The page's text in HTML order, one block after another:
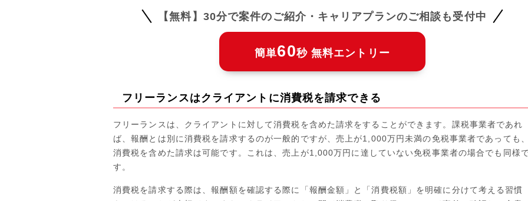
【無料】30分で案件のご紹介・キャリアプランのご相談も受付中
簡単60秒 無料エントリー
フリーランスはクライアントに消費税を請求できる
フリーランスは、クライアントに対して消費税を含めた請求をすることができます。課税事業者であれ
ば、報酬とは別に消費税を請求するのが一般的ですが、売上が1,000万円未満の免税事業者であっても
消費税を含めた請求は可能です。これは、売上が1,000万円に達していない免税事業者の場合でも同様
す。
消費税を請求する際は、報酬額を確認する際に「報酬金額」と「消費税額」を明確に分けて考える習慣